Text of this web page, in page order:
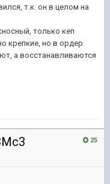
т.к. он в целом на
только кеп
крепкие, но в ордер
а восстанавливаются
25